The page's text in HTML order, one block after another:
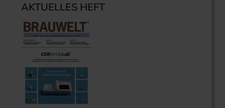
AKTUELLES HEFT